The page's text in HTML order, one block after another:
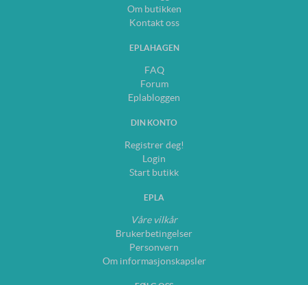
Om butikken
Kontakt oss
EPLAHAGEN
FAQ
Forum
Eplabloggen
DIN KONTO
Registrer deg!
Login
Start butikk
EPLA
Våre vilkår
Brukerbetingelser
Personvern
Om informasjonskapsler